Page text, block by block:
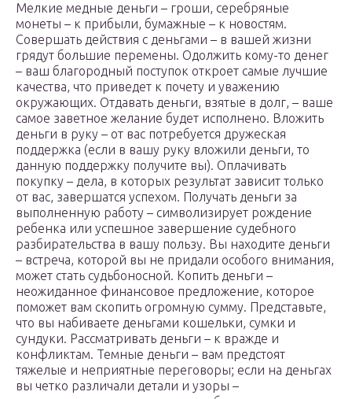
Мелкие медные деньги – гроши, серебряные
монеты – к прибыли, бумажные – к новостям.
Совершать действия с деньгами – в вашей жизни
грядут большие перемены. Одолжить кому-то денег
– ваш благородный поступок откроет самые лучшие
качества, что приведет к почету и уважению
окружающих. Отдавать деньги, взятые в долг, – ваше
самое заветное желание будет исполнено. Вложить
деньги в руку – от вас потребуется дружеская
поддержка (если в вашу руку вложили деньги, то
данную поддержку получите вы). Оплачивать
покупку – дела, в которых результат зависит только
от вас, завершатся успехом. Получать деньги за
выполненную работу – символизирует рождение
ребенка или успешное завершение судебного
разбирательства в вашу пользу. Вы находите деньги
– встреча, которой вы не придали особого внимания,
может стать судьбоносной. Копить деньги –
неожиданное финансовое предложение, которое
поможет вам скопить огромную сумму. Представьте,
что вы набиваете деньгами кошельки, сумки и
сундуки. Рассматривать деньги – к вражде и
конфликтам. Темные деньги – вам предстоят
тяжелые и неприятные переговоры; если на деньгах
вы четко различали детали и узоры –